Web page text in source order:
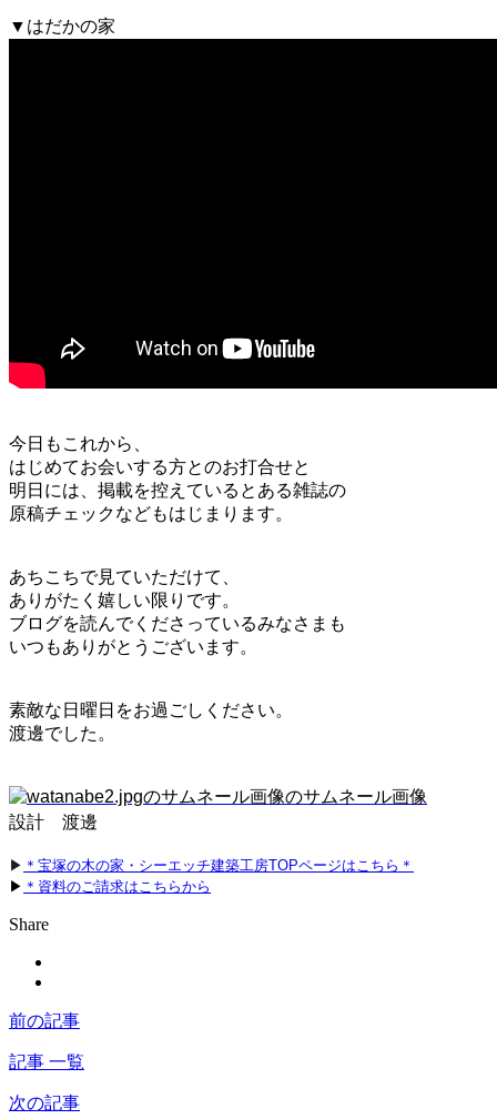
▼はだかの家
今日もこれから、
はじめてお会いする方とのお打合せと
明日には、掲載を控えているとある雑誌の
原稿チェックなどもはじまります。
あちこちで見ていただけて、
ありがたく嬉しい限りです。
ブログを読んでくださっているみなさまも
いつもありがとうございます。
素敵な日曜日をお過ごしください。
渡邊でした。
設計　渡邊
▶ ＊宝塚の木の家・シーエッチ建築工房TOPページはこちら＊
▶ ＊資料のご請求はこちらから
Share
前の記事
記事 一覧
次の記事